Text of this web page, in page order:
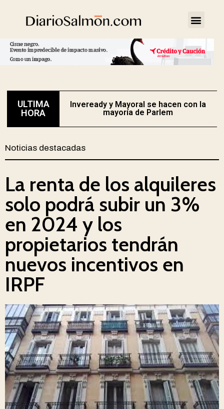
ULTIMA
HORA
Inveready y Mayoral se hacen con la
mayoría de Parlem
Noticias destacadas
La renta de los alquileres
solo podrá subir un 3%
en 2024 y los
propietarios tendrán
nuevos incentivos en
IRPF